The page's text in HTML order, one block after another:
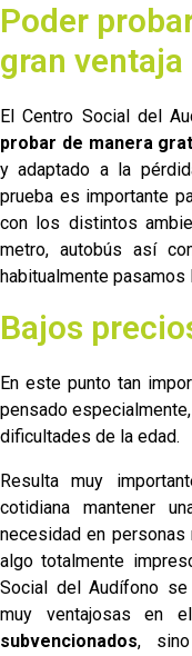
Poder
gran ventaja
El Centro Social del
probar de manera
y adaptado a la
prueba es importante
con los distintos
metro, autobús así
habitualmente pasamos
Bajos
En este punto tan
pensado
dificultades de la edad.
Resulta muy
cotidiana mantener
necesidad en personas
algo totalmente
Social del Audífono
muy ventajosas en
subvencionados,